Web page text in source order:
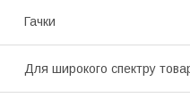
Гачки
Для широкого спектру